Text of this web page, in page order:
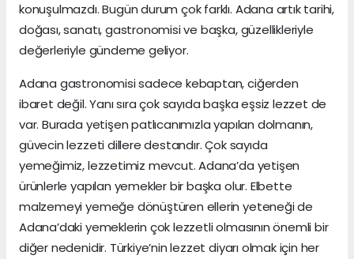
konuşulmazdı. Bugün durum çok farklı. Adana artık tarihi,
doğası, sanatı, gastronomisi ve başka, güzellikleriyle
değerleriyle gündeme geliyor.
Adana gastronomisi sadece kebaptan, ciğerden
ibaret değil. Yanı sıra çok sayıda başka eşsiz lezzet de
var. Burada yetişen patlıcanımızla yapılan dolmanın,
güvecin lezzeti dillere destandır. Çok sayıda
yemeğimiz, lezzetimiz mevcut. Adana’da yetişen
ürünlerle yapılan yemekler bir başka olur. Elbette
malzemeyi yemeğe dönüştüren ellerin yeteneği de
Adana’daki yemeklerin çok lezzetli olmasının önemli bir
diğer nedenidir. Türkiye’nin lezzet diyarı olmak için her